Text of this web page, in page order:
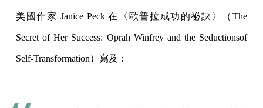
美國作家 Janice Peck 在〈歐普拉成功的祕訣〉（The
Secret of Her Success: Oprah Winfrey and the Seductionsof
Self-Transformation）寫及：